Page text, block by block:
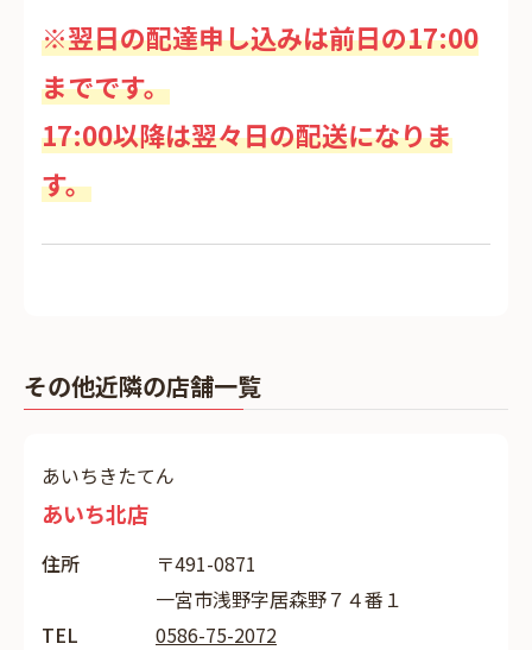
※翌日の配達申し込みは前日の17:00
までです。
17:00以降は翌々日の配送になりま
す。
その他近隣の店舗一覧
あいちきたてん
あいち北店
住所
〒491-0871
一宮市浅野字居森野７４番１
TEL
0586-75-2072